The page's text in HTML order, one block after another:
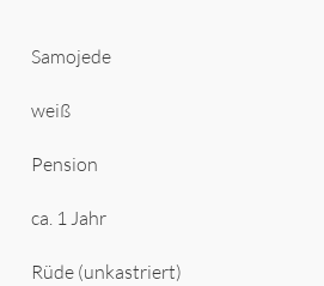
Samojede
weiß
Pension
ca. 1 Jahr
Rüde (unkastriert)